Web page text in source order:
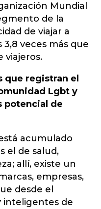
Mundial
de la
de viajar a
veces más que
viajeros.
que registran el
Lgbt y
potencial de
acumulado
el de salud,
allí, existe un
empresas,
desde el
inteligentes de